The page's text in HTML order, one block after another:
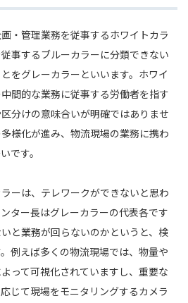
・管理業務を従事するホワイトカラ
事するブルーカラーに分類できない
をグレーカラーといいます。ホワイ
間的な業務に従事する労働者を指す
分けの意味合いが明確ではありませ
様化が進み、物流現場の業務に携わ
です。
ーは、テレワークができないと思わ
ター長はグレーカラーの代表各です
と業務が回らないのかというと、検
例えば多くの物流現場では、物量や
って可視化されていますし、重要な
じて現場をモニタリングするカメラ